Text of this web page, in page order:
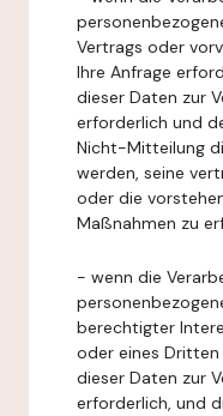
Vertrags oder
Ihre Anfrage
dieser Daten zur
erforderlich und
Nicht-Mitteilung
werden, seine
oder die
Maßnahmen zu
- wenn die
berechtigter
oder eines
dieser Daten zur
erforderlich, und